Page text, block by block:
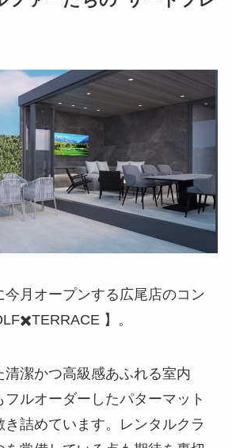
月オープンする広尾店のコン
】。
潔かつ高級感あふれる室内
ルオーダーしたパターマット
き詰めています。レンタルクラ